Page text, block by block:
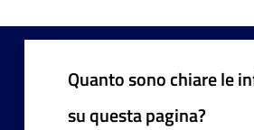
Quanto sono chiare le
su questa pagina?